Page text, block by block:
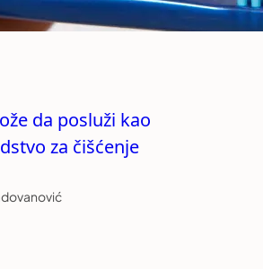
da posluži kao
za čišćenje